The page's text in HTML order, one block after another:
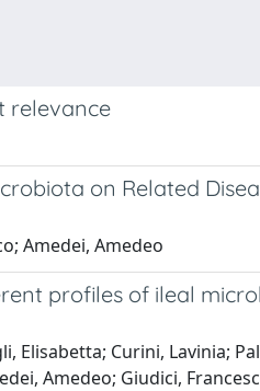
relevance
on Related
Amedei, Amedeo
profiles of ileal
Elisabetta; Curini, Lavinia;
Amedeo; Giudici,